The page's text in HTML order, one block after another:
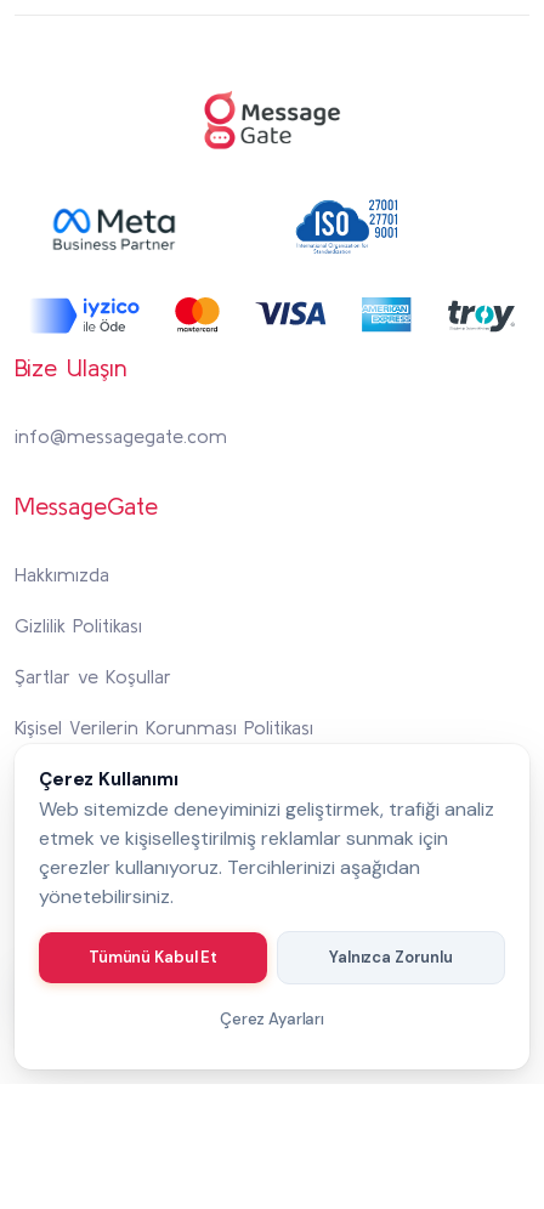
Bize Ulaşın
info@messagegate.com
MessageGate
Hakkımızda
Gizlilik Politikası
Şartlar ve Koşullar
Kişisel Verilerin Korunması Politikası
Entegre Yönetim Sistemi Politikası
Bize Ulaşın
Bizi Takip Edin
Çerez Kullanımı
Web sitemizde deneyiminizi geliştirmek, trafiği analiz
etmek ve kişiselleştirilmiş reklamlar sunmak için
çerezler kullanıyoruz. Tercihlerinizi aşağıdan
yönetebilirsiniz.
Tümünü Kabul Et Yalnızca Zorunlu
Çerez Ayarları